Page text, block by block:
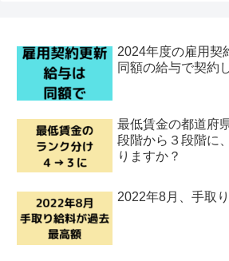
2024年度の雇用契
同額の給与で契約
最低賃金の都道府
段階から３段階に
りますか？
2022年8月、手取